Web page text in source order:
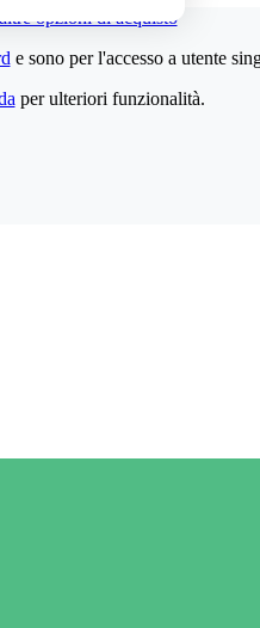
opzioni di acquisto
e sono per l'accesso a utente
per ulteriori funzionalità.